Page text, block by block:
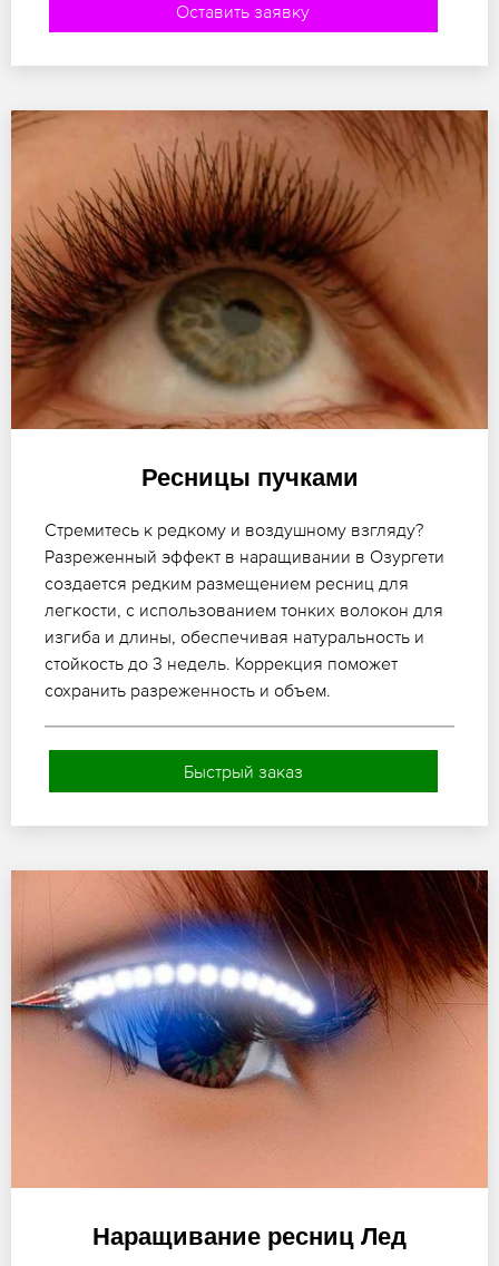
Оставить заявку
Ресницы пучками
Стремитесь к редкому и воздушному взгляду?
Разреженный эффект в наращивании в Озургети
создается редким размещением ресниц для
легкости, с использованием тонких волокон для
изгиба и длины, обеспечивая натуральность и
стойкость до 3 недель. Коррекция поможет
сохранить разреженность и объем.
Быстрый заказ
Наращивание ресниц Лед